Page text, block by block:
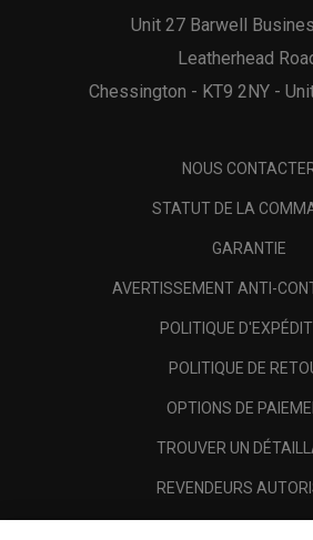
Unit 27 Barwell
Leatherhead
Chessington - KT9 2NY -
NOUS
STATUT DE LA
GARANTIE
AVERTISSEMENT ANTI-
POLITIQUE
POLITIQUE DE
OPTIONS DE
TROUVER UN
REVENDEURS